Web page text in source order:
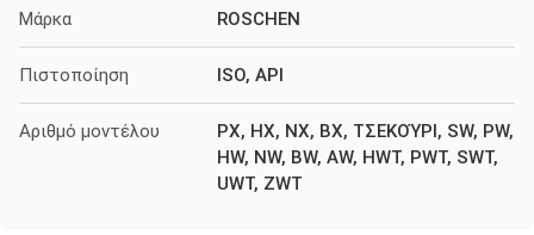
Μάρκα ROSCHEN
Πιστοποίηση ISO, API
Αριθμό μοντέλου
PX, HX, NX, BX, ΤΣΕΚΟΎΡΙ, SW, PW,
HW, NW, BW, AW, HWT, PWT, SWT,
UWT, ZWT